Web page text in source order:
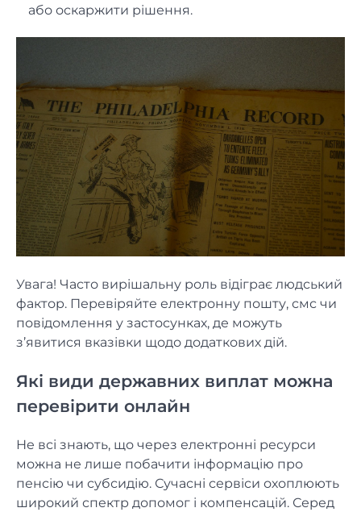
або оскаржити рішення.
Увага! Часто вирішальну роль відіграє людський
фактор. Перевіряйте електронну пошту, смс чи
повідомлення у застосунках, де можуть
з’явитися вказівки щодо додаткових дій.
Які види державних виплат можна
перевірити онлайн
Не всі знають, що через електронні ресурси
можна не лише побачити інформацію про
пенсію чи субсидію. Сучасні сервіси охоплюють
широкий спектр допомог і компенсацій. Серед